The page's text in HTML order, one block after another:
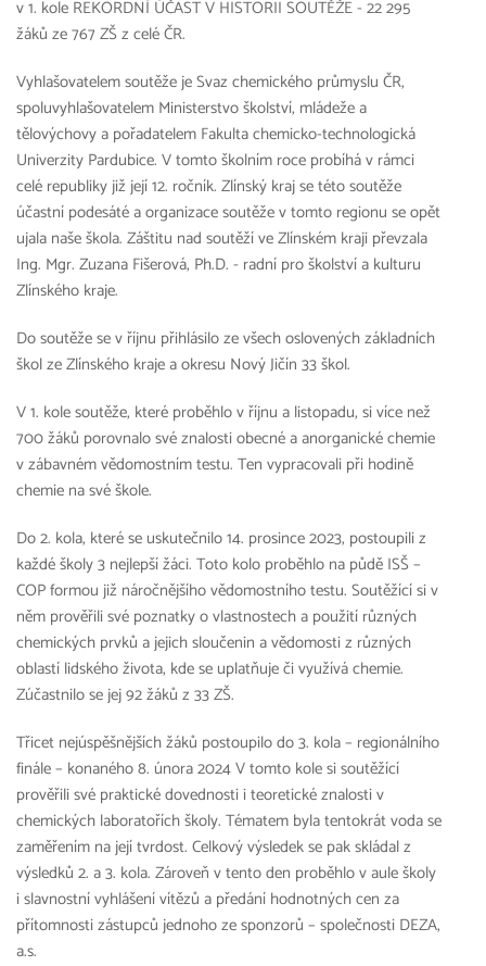
v 1. kole REKORDNÍ ÚČAST V HISTORII SOUTĚŽE - 22 295
žáků ze 767 ZŠ z celé ČR.
Vyhlašovatelem soutěže je Svaz chemického průmyslu ČR,
spoluvyhlašovatelem Ministerstvo školství, mládeže a
tělovýchovy a pořadatelem Fakulta chemicko-technologická
Univerzity Pardubice. V tomto školním roce probíhá v rámci
celé republiky již její 12. ročník. Zlínský kraj se této soutěže
účastní podesáté a organizace soutěže v tomto regionu se opět
ujala naše škola. Záštitu nad soutěží ve Zlínském kraji převzala
Ing. Mgr. Zuzana Fišerová, Ph.D. - radní pro školství a kulturu
Zlínského kraje.
Do soutěže se v říjnu přihlásilo ze všech oslovených základních
škol ze Zlínského kraje a okresu Nový Jičín 33 škol.
V 1. kole soutěže, které proběhlo v říjnu a listopadu, si více než
700 žáků porovnalo své znalosti obecné a anorganické chemie
v zábavném vědomostním testu. Ten vypracovali při hodině
chemie na své škole.
Do 2. kola, které se uskutečnilo 14. prosince 2023, postoupili z
každé školy 3 nejlepší žáci. Toto kolo proběhlo na půdě ISŠ –
COP formou již náročnějšího vědomostního testu. Soutěžící si v
něm prověřili své poznatky o vlastnostech a použití různých
chemických prvků a jejich sloučenin a vědomosti z různých
oblastí lidského života, kde se uplatňuje či využívá chemie.
Zúčastnilo se jej 92 žáků z 33 ZŠ.
Třicet nejúspěšnějších žáků postoupilo do 3. kola – regionálního
finále – konaného 8. února 2024 V tomto kole si soutěžící
prověřili své praktické dovednosti i teoretické znalosti v
chemických laboratořích školy. Tématem byla tentokrát voda se
zaměřením na její tvrdost. Celkový výsledek se pak skládal z
výsledků 2. a 3. kola. Zároveň v tento den proběhlo v aule školy
i slavnostní vyhlášení vítězů a předání hodnotných cen za
přítomnosti zástupců jednoho ze sponzorů – společnosti DEZA,
a.s.